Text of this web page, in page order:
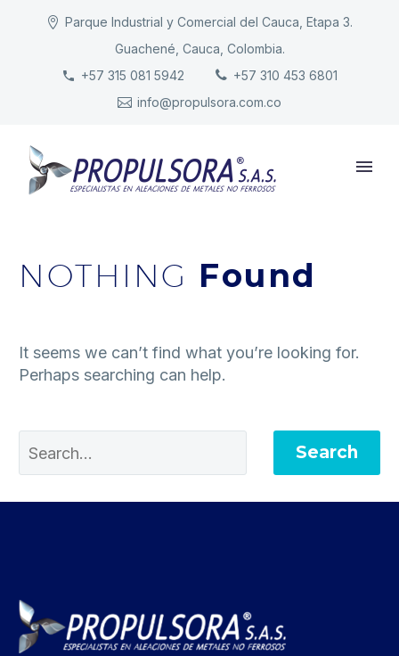
Parque Industrial y Comercial del Cauca, Etapa 3.
Guachené, Cauca, Colombia.
+57 315 081 5942
+57 310 453 6801
info@propulsora.com.co
INICIO
PRODUCTOS
NOTHING Found
It seems we can’t find what you’re looking for.
Perhaps searching can help.
Search